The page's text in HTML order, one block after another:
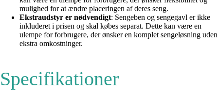
mulighed for at ændre placeringen af deres seng.
Ekstraudstyr er nødvendigt: Sengeben og sengegavl er ikke
inkluderet i prisen og skal købes separat. Dette kan være en
ulempe for forbrugere, der ønsker en komplet sengeløsning uden
ekstra omkostninger.
Specifikationer